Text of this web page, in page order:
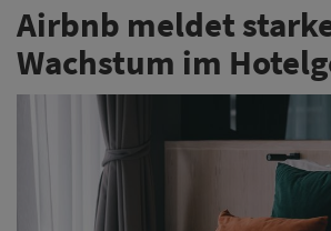
Airbnb meldet
Wachstum im